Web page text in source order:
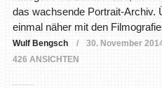
das wachsende Portrait-Archiv.
einmal näher mit den
Wulf Bengsch 30. November
426 ANSICHTEN